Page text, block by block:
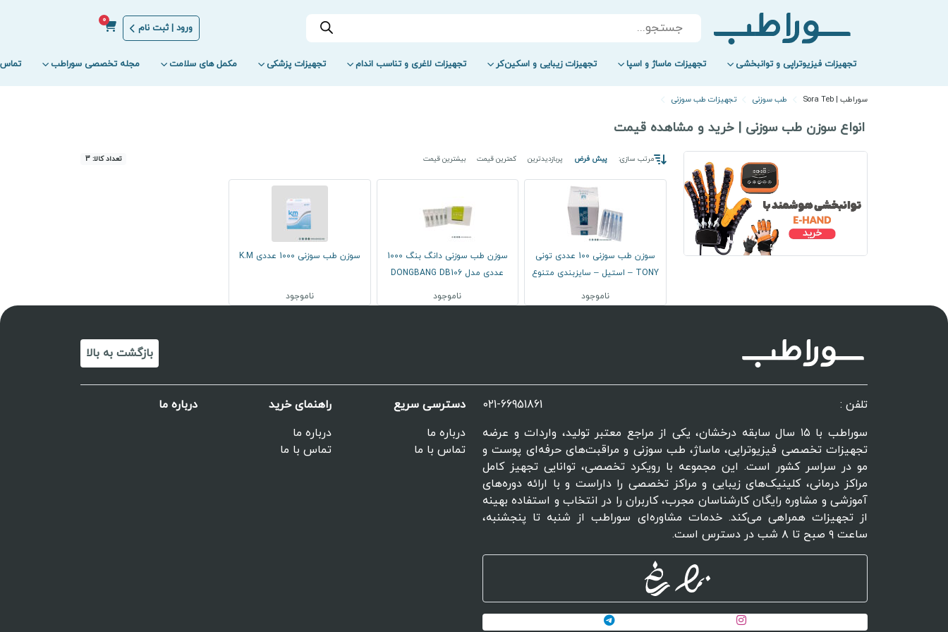
Products
search
ورود | ثبت نام
0
تجهیزات فیزیوتراپی و توانبخشی تجهیزات ماساژ و اسپا تجهیزات زیبایی و اسکین‌کر تجهیزات لاغری و تناسب اندام تجهیزات پزشکی مکمل های سلامت مجله تخصصی سوراطب تماس
سوراطب | Sora Teb طب سوزنی تجهیزات طب سوزنی
انواع سوزن طب سوزنی | خرید و مشاهده قیمت
مرتب سازی: پیش فرض پربازدیدترین کمترین قیمت بیشترین قیمت تعداد کالا: 3
سوزن طب سوزنی 100 عددی تونی
TONY – استیل – سایزبندی متنوع
ناموجود
سوزن طب سوزنی دانگ بنگ 1000
عددی مدل DONGBANG DB106
ناموجود
سوزن طب سوزنی 1000 عددی K.M
ناموجود
بازگشت به بالا
تلفن :
021-66951861
سوراطب با ۱۵ سال سابقه درخشان، یکی از مراجع معتبر تولید، واردات و عرضه
تجهیزات تخصصی فیزیوتراپی، ماساژ، طب سوزنی و مراقبت‌های حرفه‌ای پوست و
مو در سراسر کشور است. این مجموعه با رویکرد تخصصی، توانایی تجهیز کامل
مراکز درمانی، کلینیک‌های زیبایی و مراکز تخصصی را داراست و با ارائه دوره‌های
آموزشی و مشاوره رایگان کارشناسان مجرب، کاربران را در انتخاب و استفاده بهینه
از تجهیزات همراهی می‌کند. خدمات مشاوره‌ای سوراطب از شنبه تا پنجشنبه،
ساعت ۹ صبح تا ۸ شب در دسترس است.
دسترسی سریع
درباره ما
تماس با ما
راهنمای خرید
درباره ما
تماس با ما
درباره ما